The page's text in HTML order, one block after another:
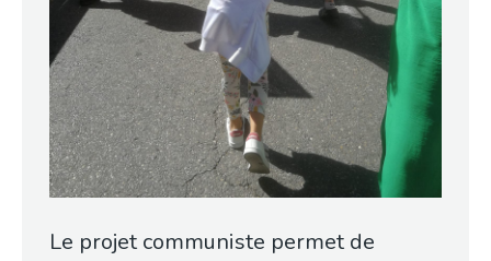
Le projet communiste permet de